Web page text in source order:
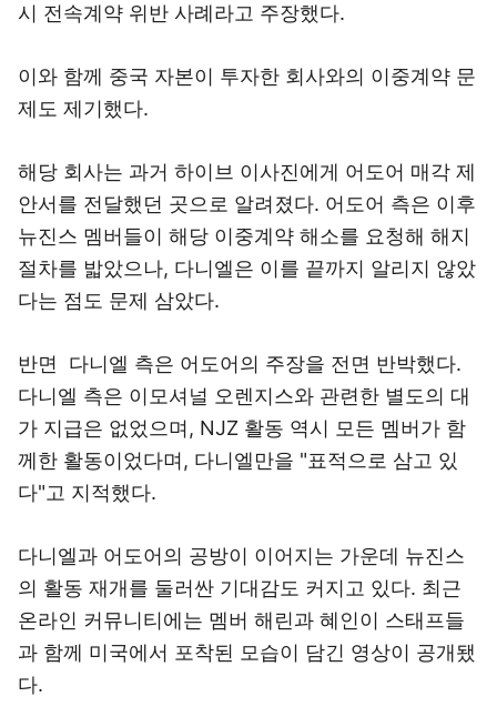
시 전속계약 위반 사례라고 주장했다.
이와 함께 중국 자본이 투자한 회사와의 이중계약 문
제도 제기했다.
해당 회사는 과거 하이브 이사진에게 어도어 매각 제
안서를 전달했던 곳으로 알려졌다. 어도어 측은 이후
뉴진스 멤버들이 해당 이중계약 해소를 요청해 해지
절차를 밟았으나, 다니엘은 이를 끝까지 알리지 않았
다는 점도 문제 삼았다.
반면 다니엘 측은 어도어의 주장을 전면 반박했다.
다니엘 측은 이모셔널 오렌지스와 관련한 별도의 대
가 지급은 없었으며, NJZ 활동 역시 모든 멤버가 함
께한 활동이었다며, 다니엘만을 "표적으로 삼고 있
다"고 지적했다.
다니엘과 어도어의 공방이 이어지는 가운데 뉴진스
의 활동 재개를 둘러싼 기대감도 커지고 있다. 최근
온라인 커뮤니티에는 멤버 해린과 혜인이 스태프들
과 함께 미국에서 포착된 모습이 담긴 영상이 공개됐
다.